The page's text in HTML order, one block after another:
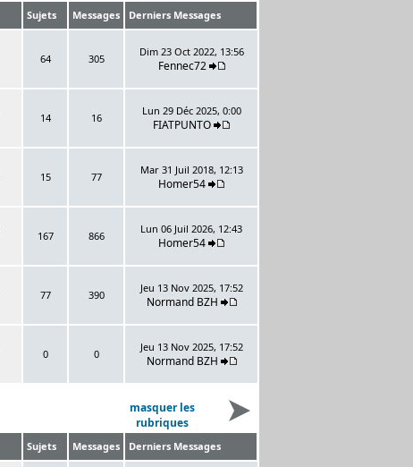
Sujets Messages Derniers Messages
64 305
Dim 23 Oct 2022, 13:56
Fennec72
14 16
Lun 29 Déc 2025, 0:00
FIATPUNTO
15 77
Mar 31 Juil 2018, 12:13
Homer54
167 866
Lun 06 Juil 2026, 12:43
Homer54
77 390
Jeu 13 Nov 2025, 17:52
Normand BZH
0 0
Jeu 13 Nov 2025, 17:52
Normand BZH
masquer les
rubriques
Sujets Messages Derniers Messages